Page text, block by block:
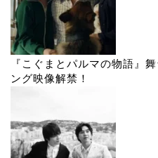
『こぐまとパルマの物語』
ング映像解禁！